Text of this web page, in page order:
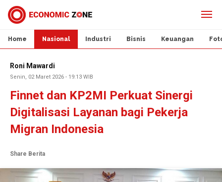
Home Nasional Industri Bisnis Keuangan
Roni Mawardi
Senin, 02 Maret 2026 - 19:13 WIB
Finnet dan KP2MI Perkuat Sinergi
Digitalisasi Layanan bagi Pekerja
Migran Indonesia
Share Berita